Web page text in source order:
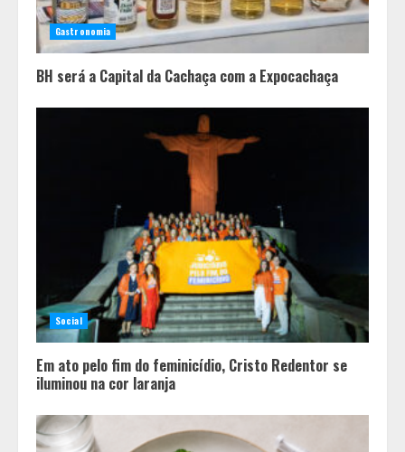
Casa de apostas: por que a maioria
dos apostadores perde dinheiro?
Gastronomia
BH será a Capital da Cachaça com a Expocachaça
Social
Em ato pelo fim do feminicídio, Cristo Redentor se
iluminou na cor laranja